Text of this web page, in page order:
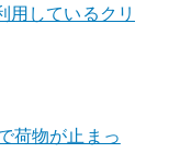
用しているクリ
荷物が止まっ